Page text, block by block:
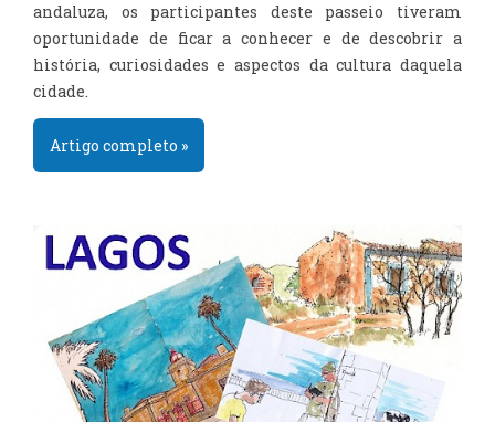
andaluza, os participantes deste passeio tiveram
oportunidade de ficar a conhecer e de descobrir a
história, curiosidades e aspectos da cultura daquela
cidade.
Artigo completo »